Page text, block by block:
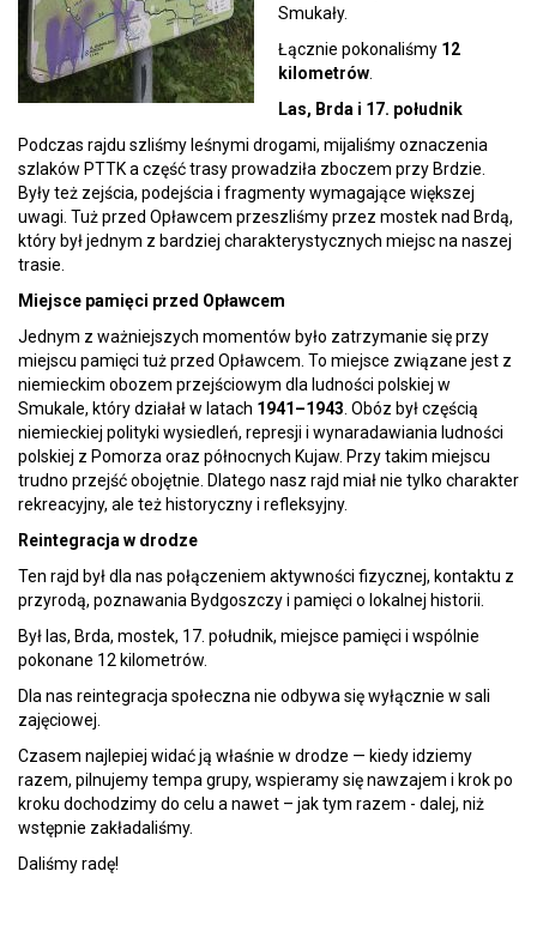
Smukały.
Łącznie pokonaliśmy 12
kilometrów
Las, Brda i 17. południk
Podczas rajdu szliśmy leśnymi drogami, mijaliśmy oznaczenia
szlaków PTTK a część trasy prowadziła zboczem przy Brdzie.
Były też zejścia, podejścia i fragmenty wymagające większej
uwagi. Tuż przed Opławcem przeszliśmy przez mostek nad Brdą,
który był jednym z bardziej charakterystycznych miejsc na naszej
trasie.
Miejsce pamięci przed Opławcem
Jednym z ważniejszych momentów było zatrzymanie się przy
miejscu pamięci tuż przed Opławcem. To miejsce związane jest z
niemieckim obozem przejściowym dla ludności polskiej w
Smukale, który działał w latach 1941–1943 . Obóz był częścią
niemieckiej polityki wysiedleń, represji i wynaradawiania ludności
polskiej z Pomorza oraz północnych Kujaw. Przy takim miejscu
trudno przejść obojętnie. Dlatego nasz rajd miał nie tylko charakter
rekreacyjny, ale też historyczny i refleksyjny.
Reintegracja w drodze
Ten rajd był dla nas połączeniem aktywności fizycznej, kontaktu z
przyrodą, poznawania Bydgoszczy i pamięci o lokalnej historii.
Był las, Brda, mostek, 17. południk, miejsce pamięci i wspólnie
pokonane 12 kilometrów.
Dla nas reintegracja społeczna nie odbywa się wyłącznie w sali
zajęciowej.
Czasem najlepiej widać ją właśnie w drodze — kiedy idziemy
razem, pilnujemy tempa grupy, wspieramy się nawzajem i krok po
kroku dochodzimy do celu a nawet – jak tym razem - dalej, niż
wstępnie zakładaliśmy.
Daliśmy radę!